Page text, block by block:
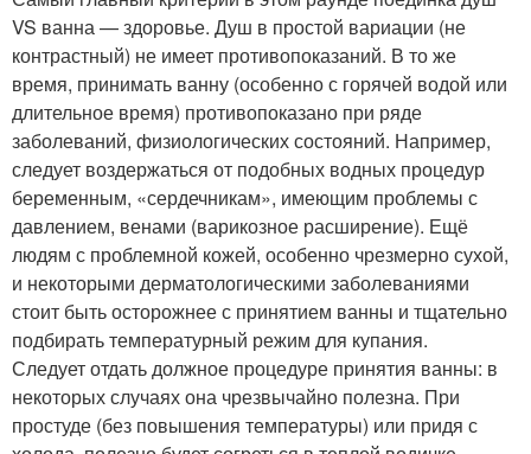
VS ванна — здоровье. Душ в простой вариации (не
контрастный) не имеет противопоказаний. В то же
время, принимать ванну (особенно с горячей водой или
длительное время) противопоказано при ряде
заболеваний, физиологических состояний. Например,
следует воздержаться от подобных водных процедур
беременным, «сердечникам», имеющим проблемы с
давлением, венами (варикозное расширение). Ещё
людям с проблемной кожей, особенно чрезмерно сухой,
и некоторыми дерматологическими заболеваниями
стоит быть осторожнее с принятием ванны и тщательно
подбирать температурный режим для купания.
Следует отдать должное процедуре принятия ванны: в
некоторых случаях она чрезвычайно полезна. При
простуде (без повышения температуры) или придя с